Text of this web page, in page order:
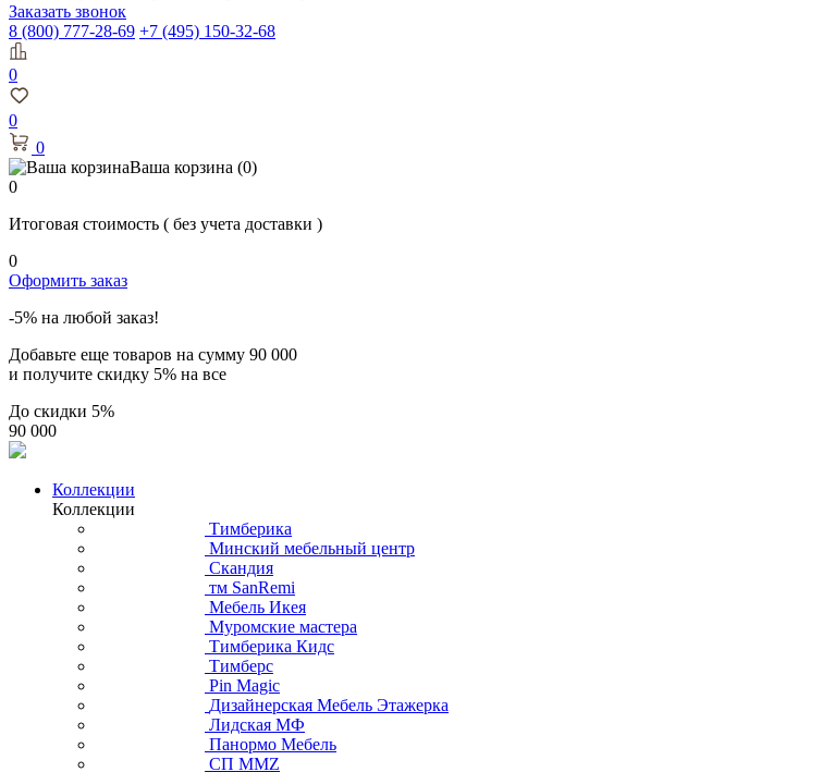
Заказать звонок
8 (800) 777-28-69 +7 (495) 150-32-68
0
0
0
Ваша корзина (0)
0
Итоговая стоимость ( без учета доставки )
0
Оформить заказ
-5% на любой заказ!
Добавьте еще товаров на сумму 90 000
и получите скидку 5% на все
До скидки 5%
90 000
Коллекции
Коллекции
Тимберика
Минский мебельный центр
Скандия
тм SanRemi
Мебель Икея
Муромские мастера
Тимберика Кидс
Тимберс
Pin Magic
Дизайнерская Мебель Этажерка
Лидская МФ
Панормо Мебель
СП ММZ